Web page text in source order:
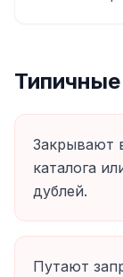
Закрывают
каталога
дублей.
Путают